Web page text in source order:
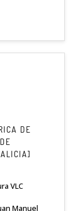
DE
VLC
Manuel